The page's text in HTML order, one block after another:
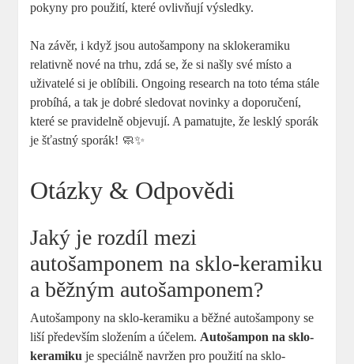
pokyny pro použití, které ovlivňují výsledky.
Na závěr, i když jsou autošampony na sklokeramiku
relativně nové na trhu, zdá se, že si našly své místo a
uživatelé si je oblíbili. Ongoing research na toto téma stále
probíhá, a tak je dobré sledovat novinky a doporučení,
které se pravidelně objevují. A pamatujte, že lesklý sporák
je šťastný sporák! 🧼✨
Otázky & Odpovědi
Jaký je rozdíl mezi
autošamponem na sklo-keramiku
a běžným autošamponem?
Autošampony na sklo-keramiku a běžné autošampony se
liší především složením a účelem. Autošampon na sklo-
keramiku je speciálně navržen pro použití na sklo-